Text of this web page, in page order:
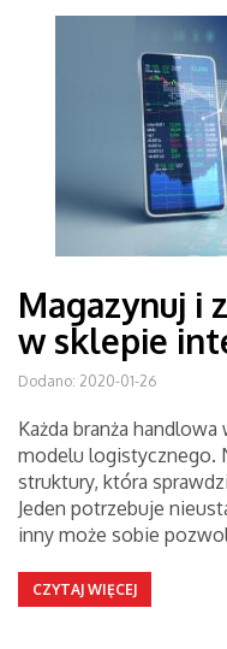
Magazynuj i
w sklepie
Dodano: 2020-01-26
Każda branża
modelu logistycznego.
struktury, która
Jeden potrzebuje
inny może sobie
CZYTAJ WIĘCEJ